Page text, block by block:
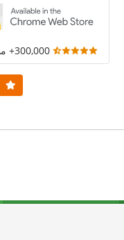
300,000+ مستخدم